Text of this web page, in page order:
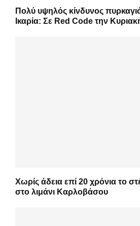
Πολύ υψηλός κίνδυνος
Ικαρία: Σε Red Code την
Χωρίς άδεια επί 20 χρόνια το
στο λιμάνι Καρλοβάσου